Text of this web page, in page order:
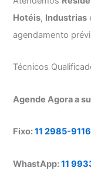
Hotéis, Industrias
agendamento
Técnicos
Agende Agora a
Fixo:11 2985-9116
WhastApp:11